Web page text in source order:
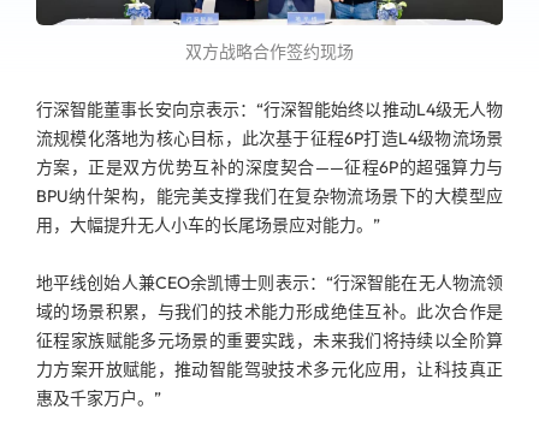
双方战略合作签约现场
行深智能董事长安向京表示：“行深智能始终以推动L4级无人物
流规模化落地为核心目标，此次基于征程6P打造L4级物流场景
方案，正是双方优势互补的深度契合——征程6P的超强算力与
BPU纳什架构，能完美支撑我们在复杂物流场景下的大模型应
用，大幅提升无人小车的长尾场景应对能力。”
地平线创始人兼CEO余凯博士则表示：“行深智能在无人物流领
域的场景积累，与我们的技术能力形成绝佳互补。此次合作是
征程家族赋能多元场景的重要实践，未来我们将持续以全阶算
力方案开放赋能，推动智能驾驶技术多元化应用，让科技真正
惠及千家万户。”